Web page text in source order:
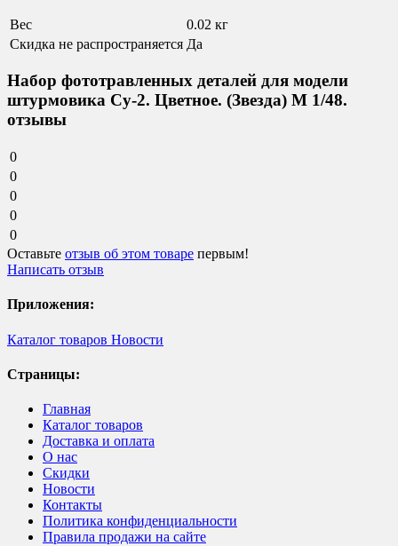
Вес
0.02 кг
Скидка не распространяется Да
Набор фототравленных деталей для модели
штурмовика Су-2. Цветное. (Звезда) М 1/48.
отзывы
0
0
0
0
0
Оставьте отзыв об этом товаре первым!
Написать отзыв
Приложения:
Каталог товаров Новости
Страницы:
Главная
Каталог товаров
Доставка и оплата
О нас
Скидки
Новости
Контакты
Политика конфиденциальности
Правила продажи на сайте